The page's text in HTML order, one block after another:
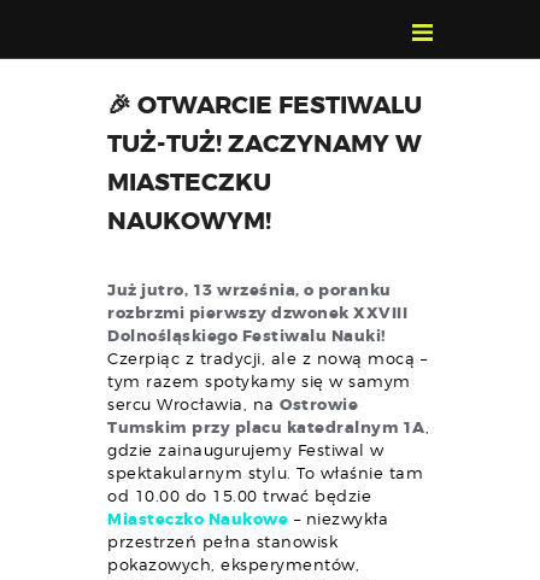
POZNAJ, POLUB,
PAMIĘTAJ!
PROGRAM
KONTAKT
WYDARZEŃ
🎉 OTWARCIE FESTIWALU
TUŻ-TUŻ! ZACZYNAMY W
MIASTECZKU
NAUKOWYM!
Już jutro, 13 września, o poranku
rozbrzmi pierwszy dzwonek XXVIII
Dolnośląskiego Festiwalu Nauki!
Czerpiąc z tradycji, ale z nową mocą –
tym razem spotykamy się w samym
sercu Wrocławia, na Ostrowie
Tumskim przy placu katedralnym 1A
gdzie zainaugurujemy Festiwal w
spektakularnym stylu. To właśnie tam
od 10.00 do 15.00 trwać będzie
Miasteczko Naukowe – niezwykła
przestrzeń pełna stanowisk
pokazowych, eksperymentów,